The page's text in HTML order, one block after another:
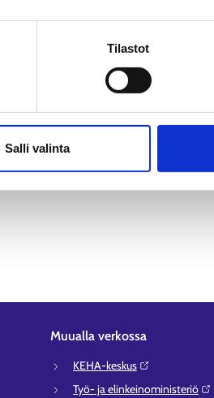
Tilastot
Salli valinta
Muualla verkossa
KEHA-keskus⁠
Työ- ja elinkeinoministeriö⁠